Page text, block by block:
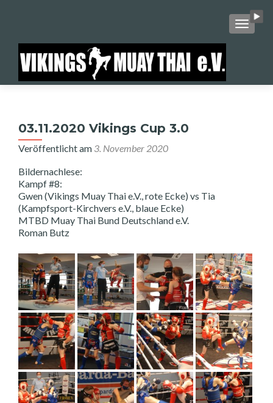
03.11.2020 Vikings Cup 3.0
Veröffentlicht am 3. November 2020
Bildernachlese:
Kampf #8:
Gwen (Vikings Muay Thai e.V., rote Ecke) vs Tia
(Kampfsport-Kirchvers e.V., blaue Ecke)
MTBD Muay Thai Bund Deutschland e.V.
Roman Butz